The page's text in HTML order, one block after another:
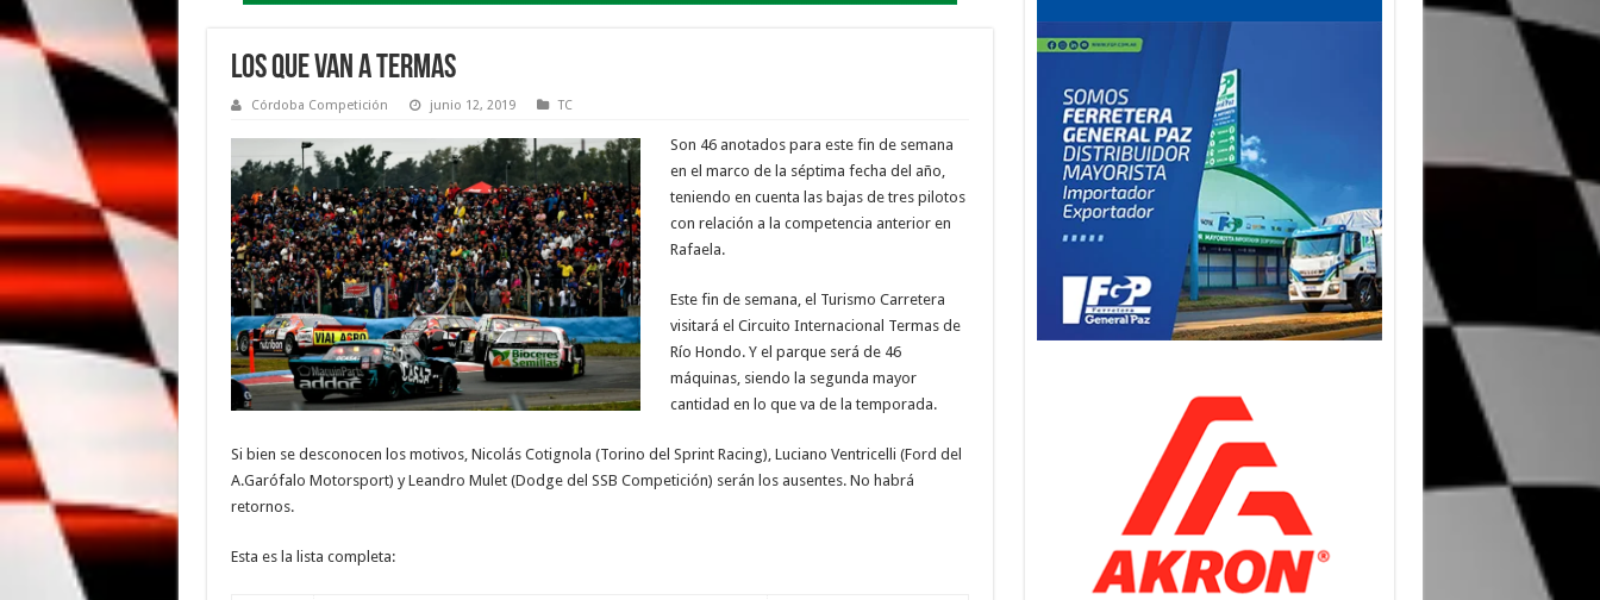
LOS QUE VAN A TERMAS
Córdoba Competición junio 12, 2019 TC
Son 46 anotados para este fin de semana
en el marco de la séptima fecha del año,
teniendo en cuenta las bajas de tres pilotos
con relación a la competencia anterior en
Rafaela.
Este fin de semana, el Turismo Carretera
visitará el Circuito Internacional Termas de
Río Hondo. Y el parque será de 46
máquinas, siendo la segunda mayor
cantidad en lo que va de la temporada.
Si bien se desconocen los motivos, Nicolás Cotignola (Torino del Sprint Racing), Luciano Ventricelli (Ford del
A.Garófalo Motorsport) y Leandro Mulet (Dodge del SSB Competición) serán los ausentes. No habrá
retornos.
Esta es la lista completa: